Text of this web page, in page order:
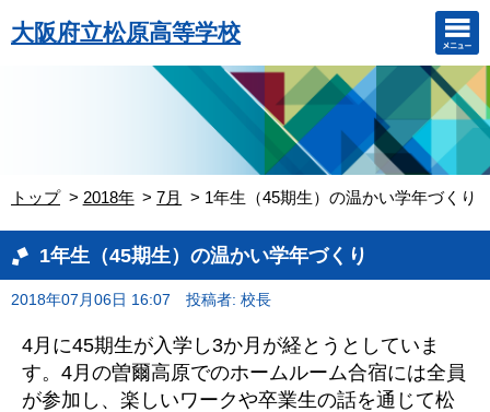
大阪府立松原高等学校
トップ 2018年 7月 1年生（45期生）の温かい学年づくり
1年生（45期生）の温かい学年づくり
2018年07月06日 16:07 投稿者: 校長
4月に45期生が入学し3か月が経とうとしていま
す。4月の曽爾高原でのホームルーム合宿には全員
が参加し、 楽しいワークや卒業生の話を通じて松